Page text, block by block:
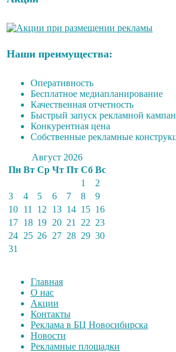
Наши преимущества:
Оперативность
Бесплатное медиапланирование
Качественная отчетность
Быстрый запуск рекламной
Конкурентная цена
Собственные рекламные
Август 2026
Пн Вт Ср Чт Пт Сб Вс
1
2
3
4 5 6 7 8
9
10 11 12 13 14 15 16
17 18 19 20 21 22 23
24 25 26 27 28 29 30
31
Главная
О нас
Акции
Контакты
Реклама в БЦ Новосибирска
Новости
Рекламные площадки